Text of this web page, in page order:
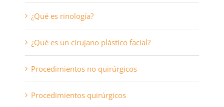
¿Qué es rinología?
¿Qué es un cirujano plástico facial?
Procedimientos no quirúrgicos
Procedimientos quirúrgicos